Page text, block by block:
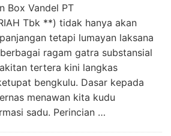
Box Vandel PT
Tbk **) tidak hanya akan
tetapi lumayan laksana
ragam gatra substansial
tertera kini langkas
bengkulu. Dasar kepada
menawan kita kudu
sadu. Perincian …